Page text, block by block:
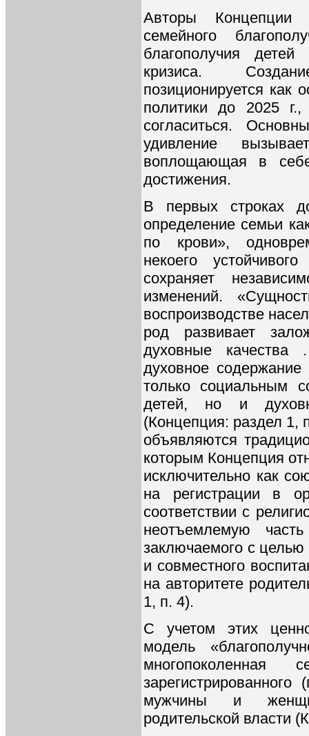
Авторы Концепции
семейного
благополучия
кризиса.
позиционируется как
политики до 2025
согласиться.
удивление
воплощающая в
достижения.
В первых строках
определение семьи
по крови»,
некоего
сохраняет
изменений.
воспроизводстве
род развивает
духовные качества
духовное
только социальным
детей, но и
(Концепция: раздел 1,
объявляются
которым Концепция
исключительно как
на регистрации в
соответствии с
неотъемлемую
заключаемого с
и совместного
на авторитете
1, п. 4).
С учетом этих
модель
мужчины и
родительской власти